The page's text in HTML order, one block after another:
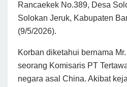
Rancaekek No.389, Desa
Solokan Jeruk, Kabupaten
(9/5/2026).
Korban diketahui bernama
seorang Komisaris PT
negara asal China. Akibat